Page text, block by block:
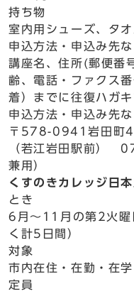
持ち物
室内用シューズ、タオ
申込方法・申込み先
講座名、住所(郵便番
齢、電話・ファクス
着）までに往復ハガ
申込方法・申込み先
〒578-0941岩田町
（若江岩田駅前）
兼用）
くすのきカレッジ日
とき
6月～11月の第2火
く計5日間）
対象
市内在住・在勤・在
定員